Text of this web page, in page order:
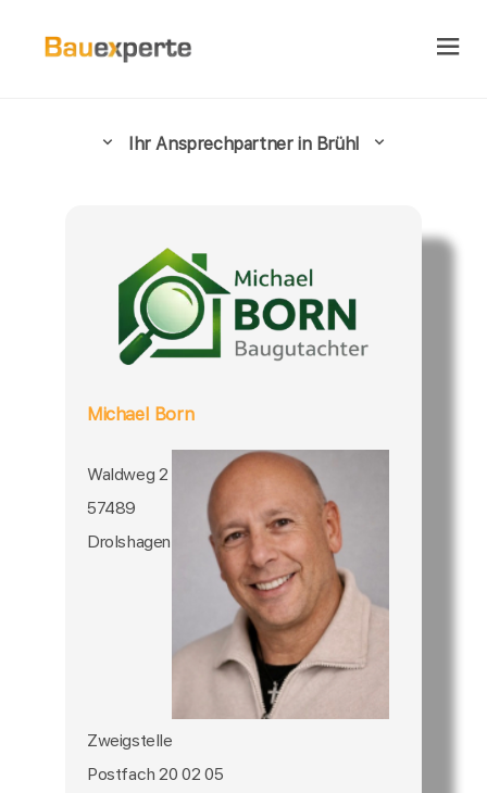
Ihr Ansprechpartner in Brühl
Michael Born
Waldweg 2
57489
Drolshagen
Zweigstelle
Postfach 20 02 05